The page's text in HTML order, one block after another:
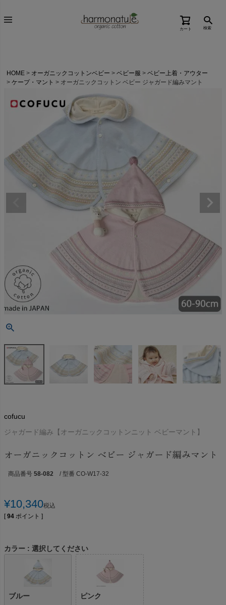
カート 検索
HOME オーガニックコットンベビー ベビー服
ベビー上着・アウター
ケープ・マント
オーガニックコットン ベビー ジャガード編みマント
cofucu
ジャガード編み【オーガニックコットンニット ベビーマント】
オーガニックコットン ベビー ジャガード編みマント
商品番号 58-082 / 型番 CO-W17-32
¥10,340税込
[ 94 ポイント ]
カラー 選択してください
ブルー ピンク